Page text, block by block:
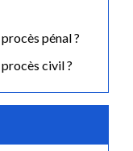
pénal ?
civil ?